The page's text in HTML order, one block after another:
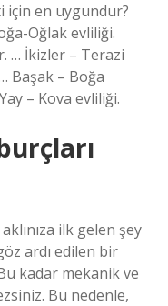
için en uygundur?
Oğlak evliliği.
… İkizler – Terazi
Başak – Boğa
– Kova evliliği.
ilk gelen şey
ardı edilen bir
kadar mekanik ve
Bu nedenle,